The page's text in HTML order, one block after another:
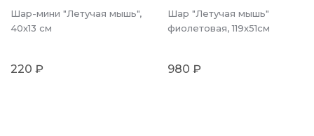
Шар-мини "Летучая мышь",
40х13 см
220 ₽
Шар "Летучая мышь"
фиолетовая, 119х51см
980 ₽